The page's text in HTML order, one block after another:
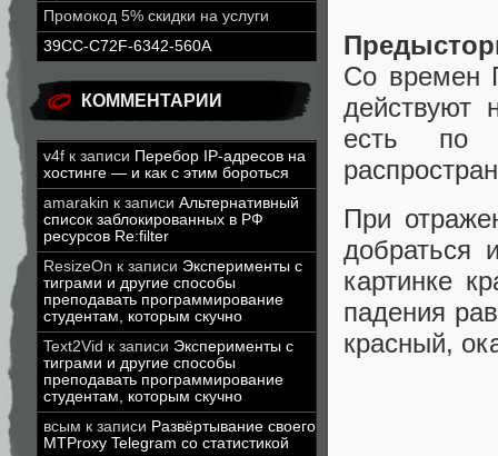
Промокод 5% скидки на услуги
39CC-C72F-6342-560A
КОММЕНТАРИИ
v4f к записи Перебор IP-адресов на
хостинге — и как с этим бороться
amarakin к записи Альтернативный
список заблокированных в РФ
ресурсов Re:filter
ResizeOn к записи Эксперименты с
тиграми и другие способы
преподавать программирование
студентам, которым скучно
Text2Vid к записи Эксперименты с
тиграми и другие способы
преподавать программирование
студентам, которым скучно
всым к записи Развёртывание своего
MTProxy Telegram со статистикой
Со времен
действуют
есть по
При
добраться
картинке
падения
красный,